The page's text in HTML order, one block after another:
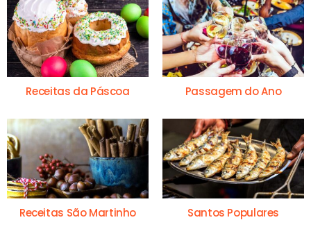
Receitas da Páscoa Passagem do Ano
Receitas São Martinho Santos Populares